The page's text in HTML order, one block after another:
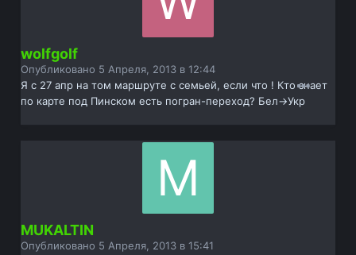
wolfgolf
Опубликовано 5 Апреля, 2013 в 12:44
Я с 27 апр на том маршруте с семьей, если что ! Кто знает
по карте под Пинском есть погран-переход? Бел->Укр
MUKALTIN
Опубликовано 5 Апреля, 2013 в 15:41